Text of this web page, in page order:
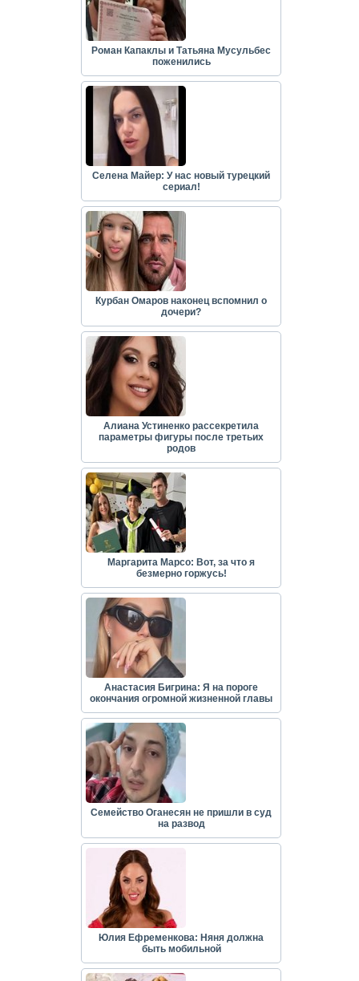
Роман Капаклы и Татьяна Мусульбес
поженились
Селена Майер: У нас новый турецкий
сериал!
Курбан Омаров наконец вспомнил о
дочери?
Алиана Устиненко рассекретила
параметры фигуры после третьих
родов
Маргарита Марсо: Вот, за что я
безмерно горжусь!
Анастасия Бигрина: Я на пороге
окончания огромной жизненной главы
Семейство Оганесян не пришли в суд
на развод
Юлия Ефременкова: Няня должна
быть мобильной